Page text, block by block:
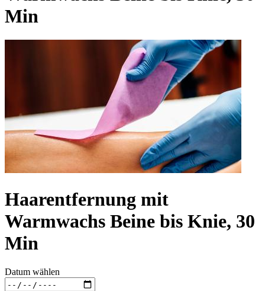
Min
Haarentfernung mit
Warmwachs Beine bis Knie, 30
Min
Datum wählen